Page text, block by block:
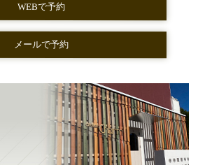
WEBで予約
メールで予約